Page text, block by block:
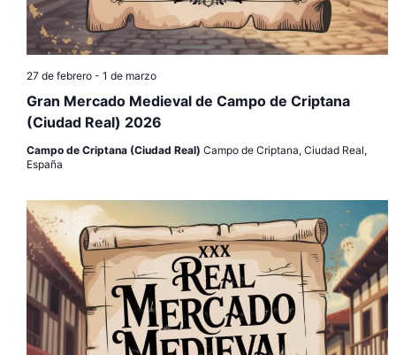
Gran Mercado Medieval de Campo de Criptana
(Ciudad Real) 2026
27 de febrero- 1 de marzo
Campo de Criptana (Ciudad Real) Campo de Criptana, Ciudad Real,
España